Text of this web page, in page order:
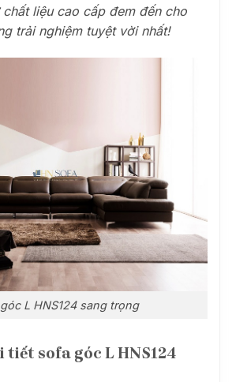
liệu cao cấp đem đến cho
trải nghiệm tuyệt vời nhất!
L HNS124 sang trọng
sofa góc L HNS124